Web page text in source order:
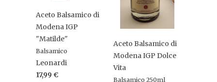
Aceto Balsamico di
Modena IGP
"Matilde"
Balsamico
Leonardi
17,99 €
Aceto Balsamico di
Modena IGP Dolce
Vita
Balsamico 250ml